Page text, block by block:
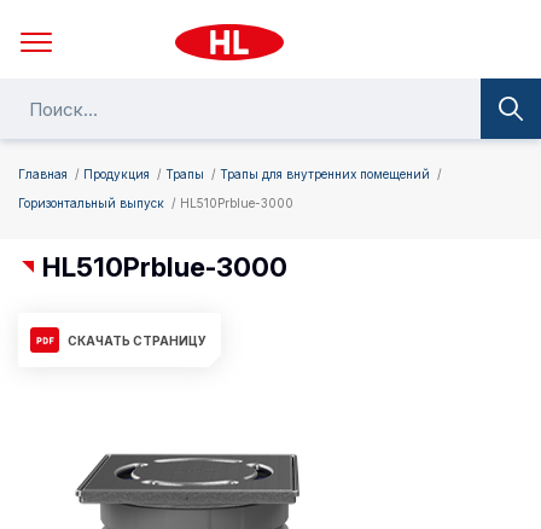
Главная Продукция Трапы
Трапы для внутренних помещений
Горизонтальный выпуск
HL510Prblue-3000
HL510Prblue-3000
СКАЧАТЬ СТРАНИЦУ